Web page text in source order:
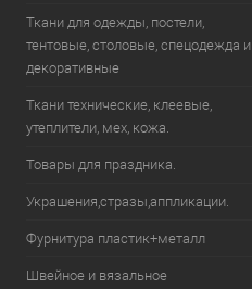
Ткани для одежды, постели,
тентовые, столовые, спецодежда и
декоративные
Ткани технические, клеевые,
утеплители, мех, кожа.
Товары для праздника.
Украшения,стразы,аппликации.
Фурнитура пластик+металл
Швейное и вязальное